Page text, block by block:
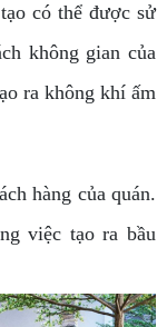
có thể được sử
không gian của
ra không khí ấm
hàng của quán.
việc tạo ra bầu